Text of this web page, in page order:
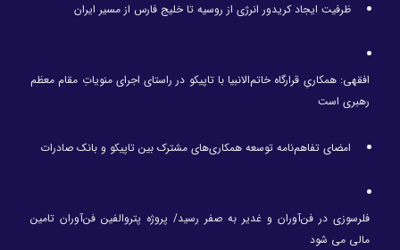
ظرفیت ایجاد کریدور انرژی از روسیه تا خلیج فارس از مسیر ایران
افقهی: همکاریِ قرارگاه خاتم‌الانبیا با تاپیکو در راستای اجرای منویاتِ مقام معظم
رهبری است
امضای تفاهم‌نامه توسعه همکاری‌های مشترک بین تاپیکو و بانک صادرات
فلرسوزی در فن‌آوران و غدیر به صفر رسید/ پروژه پتروالفین فن‌آوران تامین
مالی می شود